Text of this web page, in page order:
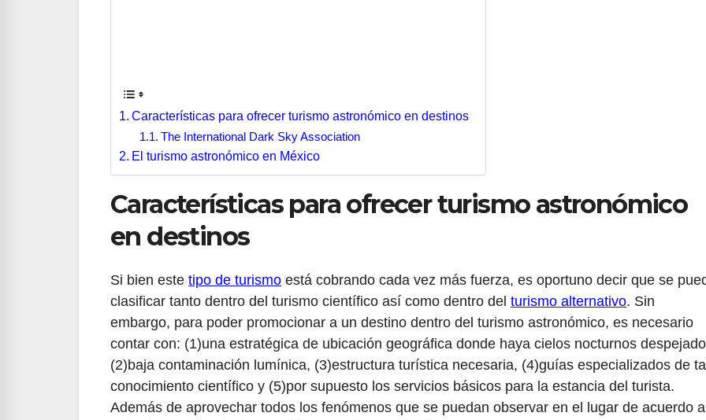
Características para ofrecer turismo astronómico en destinos
The International Dark Sky Association
El turismo astronómico en México
Características para ofrecer turismo astronómico
en destinos
Si bien este tipo de turismo está cobrando cada vez más fuerza, es oportuno decir que se
clasificar tanto dentro del turismo científico así como dentro del turismo alternativo. Sin
embargo, para poder promocionar a un destino dentro del turismo astronómico, es necesario
contar con: (1)una estratégica de ubicación geográfica donde haya cielos nocturnos
(2)baja contaminación lumínica, (3)estructura turística necesaria, (4)guías especializados de tal
conocimiento científico y (5)por supuesto los servicios básicos para la estancia del turista.
Además de aprovechar todos los fenómenos que se puedan observar en el lugar de acuerdo al